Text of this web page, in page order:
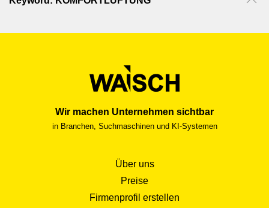
Wir machen Unternehmen sichtbar
in Branchen, Suchmaschinen und KI-Systemen
Über uns
Preise
Firmenprofil erstellen